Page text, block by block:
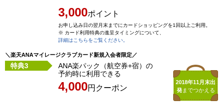
3,000ポイント
お申し込み日の翌月末までにカードショッピングを1回以上ご利用。
※ カード利用特典の進呈タイミングについて、
詳細はこちらをご覧ください。
特典3
ANA楽パック（航空券+宿）の
予約時に利用できる
4,000円クーポン
2018年11月末出
発までつかえる